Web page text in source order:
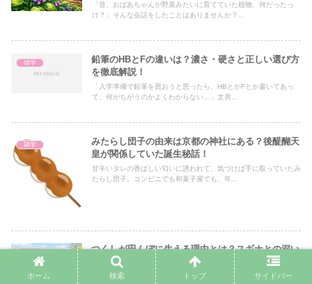
「昔、おばあちゃんが野菜みたいに育てていた植物、何だったっ
け？」そんな会話をしたことはありませんか？...
雑学
鉛筆のHBとFの違いは？濃さ・硬さと正しい選び方
を徹底解説！
「入学準備で鉛筆を買おうと思ったら、HBとかFとか書いてあっ
て、何がちがうのかよくわからない…」文房...
雑学
みたらし団子の由来は京都の神社にある？後醍醐天
皇が関係していた誕生秘話！
甘辛いタレの香ばしい匂いに誘われて、気づけば手に取っていたみ
たらし団子。コンビニでも和菓子屋でも、年...
つくしが田んぼに生える理由とは？スギナとの深い
つながりを徹底解説
春になると、田んぼや土手に突然顔を出すつくし。お子さんと一緒
ホーム 検索 トップ サイドバー